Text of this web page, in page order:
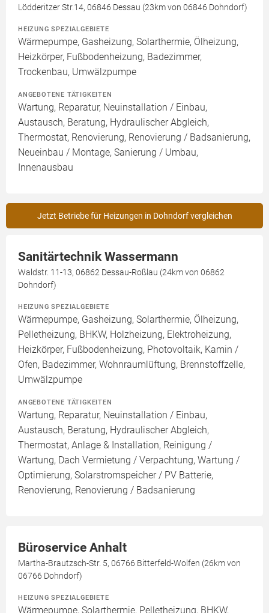
Lödderitzer Str.14, 06846 Dessau (23km von 06846 Dohndorf)
HEIZUNG SPEZIALGEBIETE
Wärmepumpe, Gasheizung, Solarthermie, Ölheizung,
Heizkörper, Fußbodenheizung, Badezimmer,
Trockenbau, Umwälzpumpe
ANGEBOTENE TÄTIGKEITEN
Wartung, Reparatur, Neuinstallation / Einbau,
Austausch, Beratung, Hydraulischer Abgleich,
Thermostat, Renovierung, Renovierung / Badsanierung,
Neueinbau / Montage, Sanierung / Umbau,
Innenausbau
Jetzt Betriebe für Heizungen in Dohndorf vergleichen
Sanitärtechnik Wassermann
Waldstr. 11-13, 06862 Dessau-Roßlau (24km von 06862
Dohndorf)
HEIZUNG SPEZIALGEBIETE
Wärmepumpe, Gasheizung, Solarthermie, Ölheizung,
Pelletheizung, BHKW, Holzheizung, Elektroheizung,
Heizkörper, Fußbodenheizung, Photovoltaik, Kamin /
Ofen, Badezimmer, Wohnraumlüftung, Brennstoffzelle,
Umwälzpumpe
ANGEBOTENE TÄTIGKEITEN
Wartung, Reparatur, Neuinstallation / Einbau,
Austausch, Beratung, Hydraulischer Abgleich,
Thermostat, Anlage & Installation, Reinigung /
Wartung, Dach Vermietung / Verpachtung, Wartung /
Optimierung, Solarstromspeicher / PV Batterie,
Renovierung, Renovierung / Badsanierung
Büroservice Anhalt
Martha-Brautzsch-Str. 5, 06766 Bitterfeld-Wolfen (26km von
06766 Dohndorf)
HEIZUNG SPEZIALGEBIETE
Wärmepumpe, Solarthermie, Pelletheizung, BHKW,